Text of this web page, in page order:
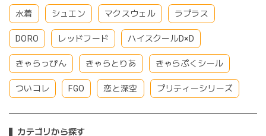
水着 シュエン マクスウェル ラプラス
DORO レッドフード ハイスクールD×D
きゃらっぴん きゃらとりあ きゃらぷくシール
ついコレ FGO 恋と深空 プリティーシリーズ
カテゴリから探す